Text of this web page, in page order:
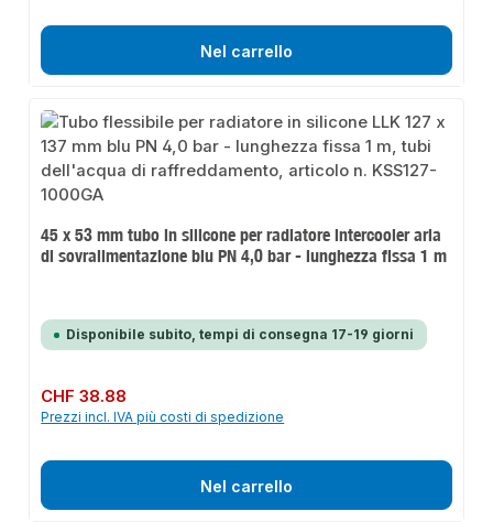
Nel carrello
45 x 53 mm tubo in silicone per radiatore intercooler aria
di sovralimentazione blu PN 4,0 bar - lunghezza fissa 1 m
Disponibile subito, tempi di consegna 17-19 giorni
Prezzo normale:
CHF 38.88
Prezzi incl. IVA più costi di spedizione
Nel carrello